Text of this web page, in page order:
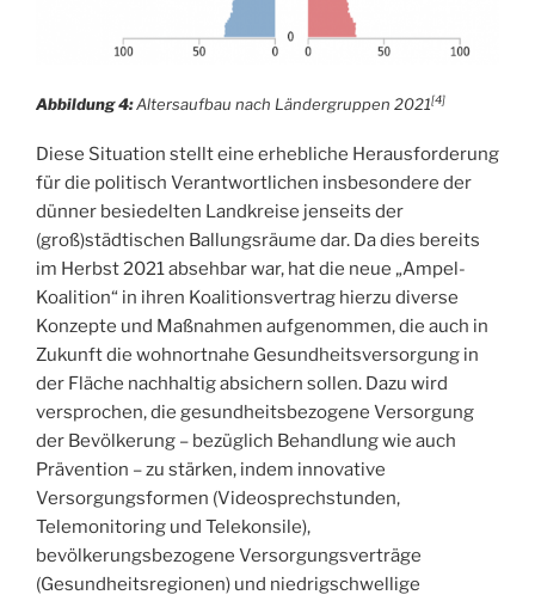
Abbildung 4:Altersaufbau nach Ländergruppen 2021[4]
Diese Situation stellt eine erhebliche Herausforderung
für die politisch Verantwortlichen insbesondere der
dünner besiedelten Landkreise jenseits der
(groß)städtischen Ballungsräume dar. Da dies bereits
im Herbst 2021 absehbar war, hat die neue „Ampel-
Koalition“ in ihren Koalitionsvertrag hierzu diverse
Konzepte und Maßnahmen aufgenommen, die auch in
Zukunft die wohnortnahe Gesundheitsversorgung in
der Fläche nachhaltig absichern sollen. Dazu wird
versprochen, die gesundheitsbezogene Versorgung
der Bevölkerung – bezüglich Behandlung wie auch
Prävention – zu stärken, indem innovative
Versorgungsformen (Videosprechstunden,
Telemonitoring und Telekonsile),
bevölkerungsbezogene Versorgungsverträge
(Gesundheitsregionen) und niedrigschwellige